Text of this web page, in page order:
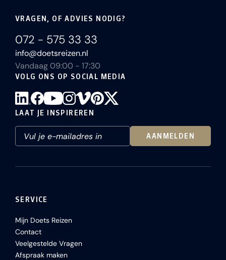
VRAGEN, OF ADVIES NODIG?
072 - 575 33 33
info@doetsreizen.nl
Vandaag 09:00 - 17:30
VOLG ONS OP SOCIAL MEDIA
LAAT JE INSPIREREN
AANMELDEN
SERVICE
Mijn Doets Reizen
Contact
Veelgestelde Vragen
Afspraak maken